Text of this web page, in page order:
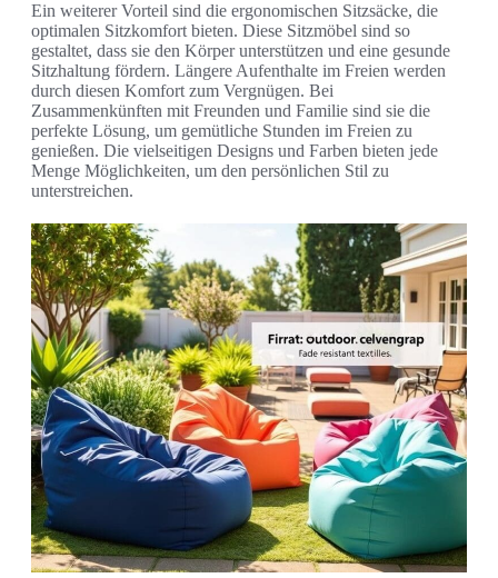
Ein weiterer Vorteil sind die ergonomischen Sitzsäcke, die
optimalen Sitzkomfort bieten. Diese Sitzmöbel sind so
gestaltet, dass sie den Körper unterstützen und eine gesunde
Sitzhaltung fördern. Längere Aufenthalte im Freien werden
durch diesen Komfort zum Vergnügen. Bei
Zusammenkünften mit Freunden und Familie sind sie die
perfekte Lösung, um gemütliche Stunden im Freien zu
genießen. Die vielseitigen Designs und Farben bieten jede
Menge Möglichkeiten, um den persönlichen Stil zu
unterstreichen.